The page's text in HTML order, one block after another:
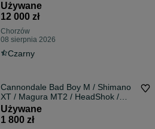
Używane
12 000 zł
Chorzów
08 sierpnia 2026
Czarny
Cannondale Bad Boy M / Shimano
XT / Magura MT2 / HeadShok /
GravelKing
Używane
1 800 zł